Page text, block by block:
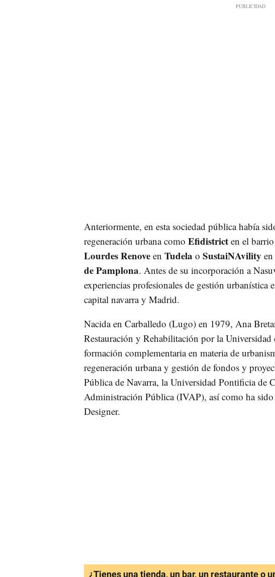
Anteriormente, en esta sociedad pública había
regeneración urbana como Efidistrict en el
Lourdes Renoveen Tudela o SustaiNAvility
de Pamplona. Antes de su incorporación a
experiencias profesionales de gestión urbanística
capital navarra y Madrid.
Nacida en Carballedo (Lugo) en 1979, Ana
Restauración y Rehabilitación por la Universidad
formación complementaria en materia de
regeneración urbana y gestión de fondos y
Pública de Navarra, la Universidad Pontificia de
Administración Pública (IVAP), así como ha sido
Designer.
¿Tienes una tienda, un bar, un restaurante o